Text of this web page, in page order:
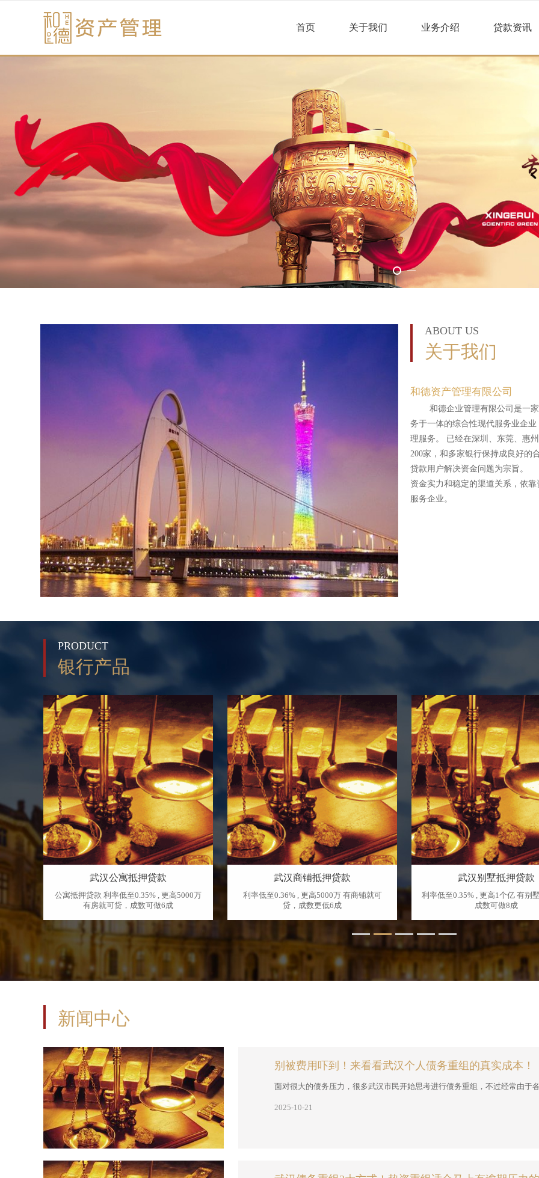
首页 关于我们 业务介绍 贷款资讯
ABOUT US
关于我们
和德资产管理有限公司
和德企业管理有限公司是一家
务于一体的综合性现代服务业企
理服务。 已经在深圳、东莞、惠
200家，和多家银行保持成良好的
贷款用户解决资金问题为宗旨。
资金实力和稳定的渠道关系，依
服务企业。
PRODUCT
银行产品
武汉公寓抵押贷款
公寓抵押贷款 利率低至0.35% , 更高5000万
有房就可贷，成数可做6成
武汉商铺抵押贷款
利率低至0.36% , 更高5000万 有商铺就可
贷，成数更低6成
武汉别墅抵押贷款
利率低至0.35% , 更高1个亿 有别
成数可做8成
新闻中心
别被费用吓到！来看看武汉个人债务重组的真实成本！
面对很大的债务压力，很多武汉市民开始思考进行债务重组，不过经常由于
2025-10-21